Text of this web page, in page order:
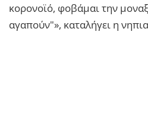
κορονοϊό, φοβάμαι την
αγαπούν"», καταλήγει η